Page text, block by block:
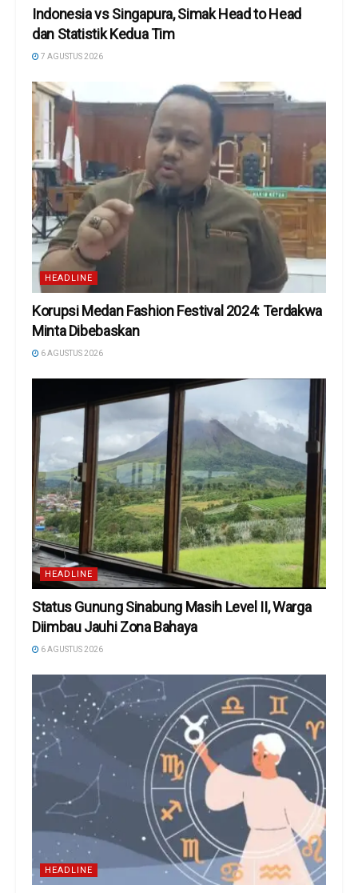
Indonesia vs Singapura, Simak Head to Head
dan Statistik Kedua Tim
7 AGUSTUS 2026
HEADLINE
Korupsi Medan Fashion Festival 2024: Terdakwa
Minta Dibebaskan
6 AGUSTUS 2026
HEADLINE
Status Gunung Sinabung Masih Level II, Warga
Diimbau Jauhi Zona Bahaya
6 AGUSTUS 2026
HEADLINE